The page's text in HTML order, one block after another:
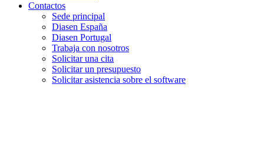
Contactos
Sede principal
Diasen España
Diasen Portugal
Trabaja con nosotros
Solicitar una cita
Solicitar un presupuesto
Solicitar asistencia sobre el software